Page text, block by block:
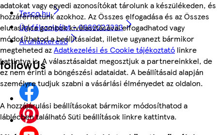
adatokat vagy egyedi azonosítókat tárolunk a készülékeden, és
hozzáférhetünk azokhoz. Az Összes elfogadása és az Összes
elutasítása gombok kiválasztásával elfogadhatod vagy
módosíthatod a beállításaidat, illetve ugyanezt bármikor
megteheted azAdatkezelési és Cookie tájékoztató linkre
kattintva is. A választásaidat megosztjuk a partnereinkkel, de
ez nem érinti a böngészési adataidat. A beállításaid alapján
személyre tudjuk szabni a vásárlási élményedet az oldalon.
A hozzájárulási beállításokat bármikor módosíthatod a
láblécben található Süti beállítások linkre kattintva.
Tesco.hu
Ügyfélszolgálat - 0680222333
Áruházkereső
followUs